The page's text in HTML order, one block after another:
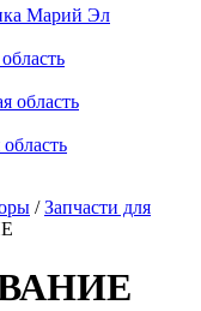
Марий Эл
область
/Запчасти для